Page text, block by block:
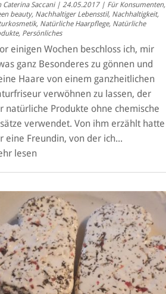
Caterina Saccani|24.05.2017| Für Konsumenten,
beauty, Nachhaltiger Lebensstil, Nachhaltigkeit,
, Natürliche Haarpflege, Natürliche
, Persönliches
einigen Wochen beschloss ich, mir
ganz Besonderes zu gönnen und
Haare von einem ganzheitlichen
verwöhnen zu lassen, der
natürliche Produkte ohne chemische
verwendet. Von ihm erzählt hatte
eine Freundin, von der ich...
lesen